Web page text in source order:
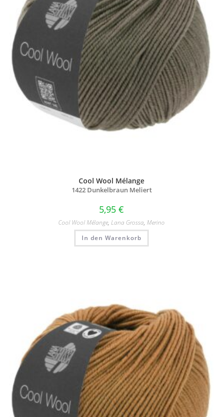
Cool Wool Mélange
1422 Dunkelbraun Meliert
5,95 €
Cool Wool Mélange, Lana Grossa, Merino
In den Warenkorb